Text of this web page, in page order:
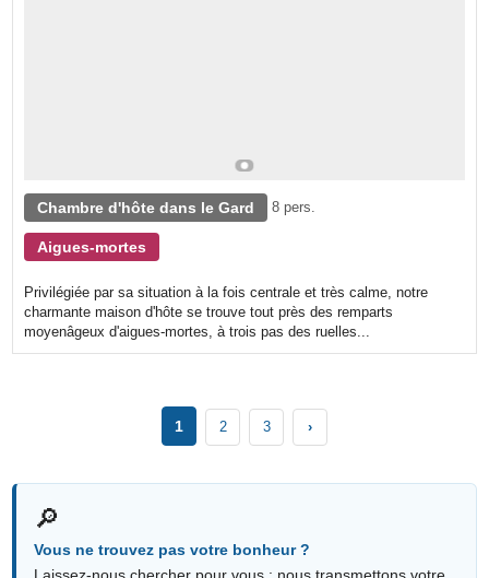
Chambre d'hôte dans le Gard 8 pers.
Aigues-mortes
Privilégiée par sa situation à la fois centrale et très calme, notre
charmante maison d'hôte se trouve tout près des remparts
moyenâgeux d'aigues-mortes, à trois pas des ruelles...
1 2 3 ›
🔎
Vous ne trouvez pas votre bonheur ?
Laissez-nous chercher pour vous : nous transmettons votre